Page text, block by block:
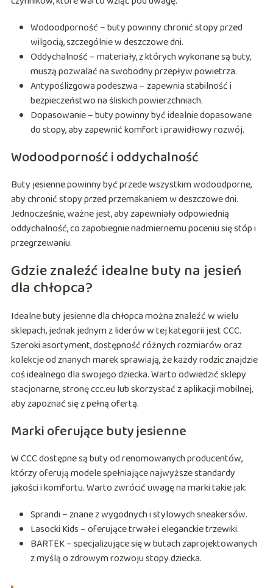
Wodoodporność – buty powinny chronić stopy przed
wilgocią, szczególnie w deszczowe dni.
Oddychalność – materiały, z których wykonane są buty,
muszą pozwalać na swobodny przepływ powietrza.
Antypoślizgowa podeszwa – zapewnia stabilność i
bezpieczeństwo na śliskich powierzchniach.
Dopasowanie – buty powinny być idealnie dopasowane
do stopy, aby zapewnić komfort i prawidłowy rozwój.
Wodoodporność i oddychalność
Buty jesienne powinny być przede wszystkim wodoodporne,
aby chronić stopy przed przemakaniem w deszczowe dni.
Jednocześnie, ważne jest, aby zapewniały odpowiednią
oddychalność, co zapobiegnie nadmiernemu poceniu się stóp i
przegrzewaniu.
Gdzie znaleźć idealne buty na jesień
dla chłopca?
Idealne buty jesienne dla chłopca można znaleźć w wielu
sklepach, jednak jednym z liderów w tej kategorii jest CCC.
Szeroki asortyment, dostępność różnych rozmiarów oraz
kolekcje od znanych marek sprawiają, że każdy rodzic znajdzie
coś idealnego dla swojego dziecka. Warto odwiedzić sklepy
stacjonarne, stronę ccc.eu lub skorzystać z aplikacji mobilnej,
aby zapoznać się z pełną ofertą.
Marki oferujące buty jesienne
W CCC dostępne są buty od renomowanych producentów,
którzy oferują modele spełniające najwyższe standardy
jakości i komfortu. Warto zwrócić uwagę na marki takie jak:
Sprandi – znane z wygodnych i stylowych sneakersów.
Lasocki Kids – oferujące trwałe i eleganckie trzewiki.
BARTEK – specjalizujące się w butach zaprojektowanych
z myślą o zdrowym rozwoju stopy dziecka.